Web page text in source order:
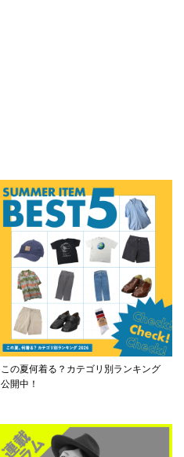
この夏何着る？カテゴリ別ランキング
公開中！